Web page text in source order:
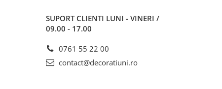
SUPORT CLIENTI LUNI - VINERI /
09.00 - 17.00
0761 55 22 00
contact@decoratiuni.ro